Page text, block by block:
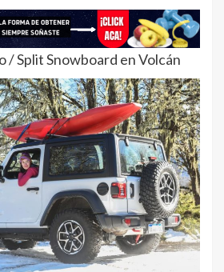
/ Split Snowboard en Volcán